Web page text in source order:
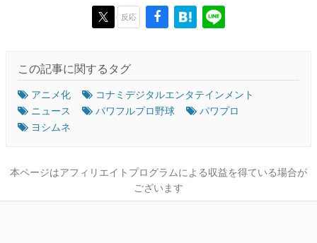
反応
この記事に関するタグ
アニメ化
コナミデジタルエンタテインメント
ニュース
パワフルプロ野球
パワプロ
ヨシムネ
本ページはアフィリエイトプログラムによる収益を得ている場合が
ございます